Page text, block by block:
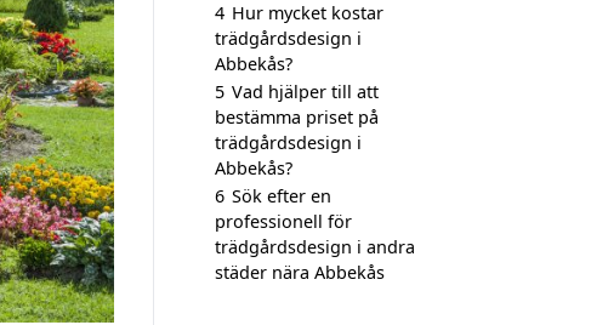
4 Hur mycket kostar
trädgårdsdesign i
Abbekås?
5 Vad hjälper till att
bestämma priset på
trädgårdsdesign i
Abbekås?
6 Sök efter en
professionell för
trädgårdsdesign i andra
städer nära Abbekås